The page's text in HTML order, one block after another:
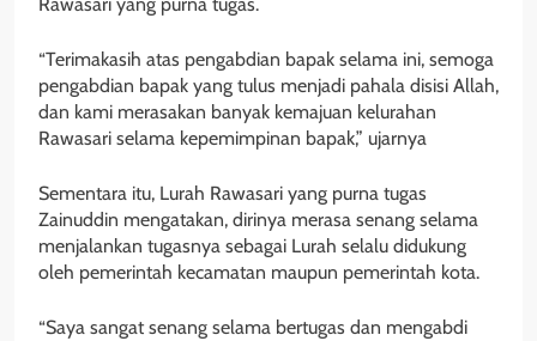
“Terimakasih atas pengabdian bapak selama ini, semoga
pengabdian bapak yang tulus menjadi pahala disisi Allah,
dan kami merasakan banyak kemajuan kelurahan
Rawasari selama kepemimpinan bapak,” ujarnya
Sementara itu, Lurah Rawasari yang purna tugas
Zainuddin mengatakan, dirinya merasa senang selama
menjalankan tugasnya sebagai Lurah selalu didukung
oleh pemerintah kecamatan maupun pemerintah kota.
“Saya sangat senang selama bertugas dan mengabdi